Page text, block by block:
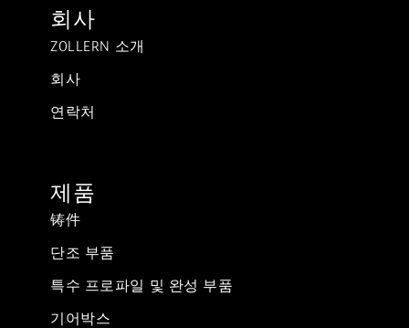
회사
ZOLLERN 소개
회사
연락처
제품
铸件
단조 부품
특수 프로파일 및 완성 부품
기어박스